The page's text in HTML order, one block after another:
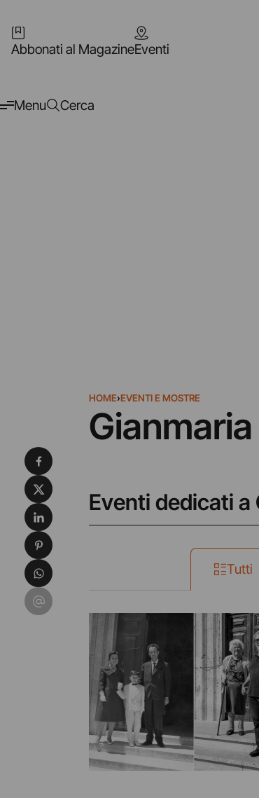
Abbonati al MagazineEventi
Menu Cerca
HOME›EVENTI E MOSTRE
Eventi dedicati a
Tutti
Condividi su Facebook
Condividi su X
Condividi su LinkedIn
Condividi su Pinterest
Condividi su WhatsApp
Condividi su Email